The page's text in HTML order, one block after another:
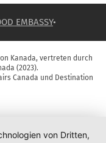
EMBASSY•
Kanada, vertreten durch
(2023).
Canada und Destination
von Dritten,